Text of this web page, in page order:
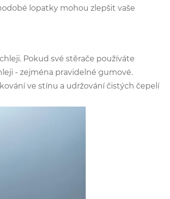
lopatky mohou zlepšit vaše
Pokud své stěrače používáte
- zejména pravidelné gumové.
ve stínu a udržování čistých čepelí